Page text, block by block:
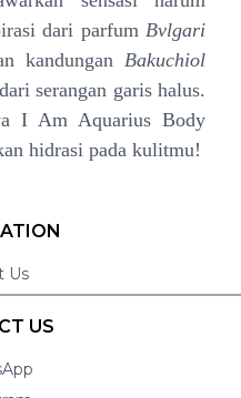
dari parfum Bvlgari
kandungan Bakuchiol
serangan garis halus.
I Am Aquarius Body
hidrasi pada kulitmu!
Us
US